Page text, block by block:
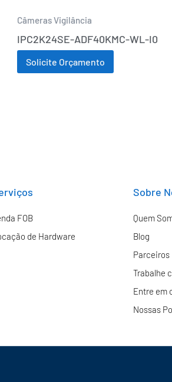
Câmeras Vigilância
IPC2K24SE-ADF40KMC-WL-I0
Solicite Orçamento
FOB
de Hardware
Sobre
Quem
Blog
Parceiros
Trabalhe
Entre em
Nossas